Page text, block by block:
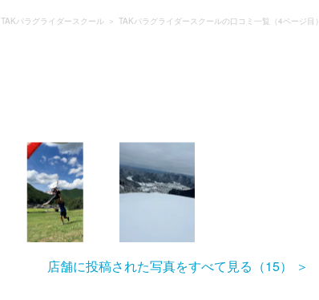
TAKパラグライダースクール TAKパラグライダースクールの口コミ一覧（4ページ目）
店舗に投稿された写真をすべて見る（15）